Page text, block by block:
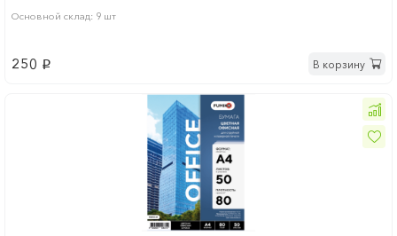
Основной склад: 9 шт
250 p В корзину